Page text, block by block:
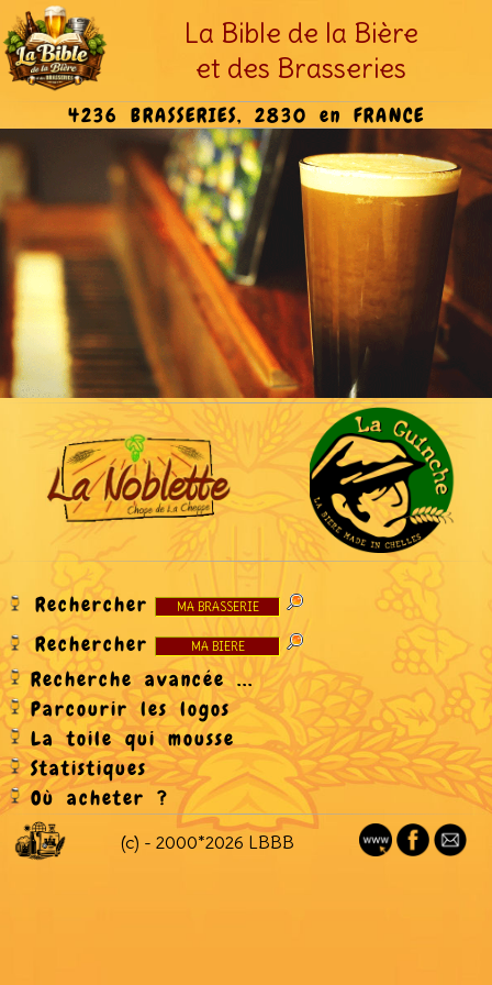
La Bible de la Bière
et des Brasseries
4236 BRASSERIES, 2830 en FRANCE
Rechercher
Rechercher
Recherche avancée ...
Parcourir les logos
La toile qui mousse
Statistiques
Où acheter ?
(c) - 2000*2026 LBBB